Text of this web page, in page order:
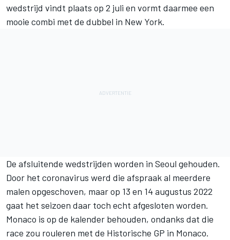
wedstrijd vindt plaats op 2 juli en vormt daarmee een
mooie combi met de dubbel in New York.
De afsluitende wedstrijden worden in Seoul gehouden.
Door het coronavirus werd die afspraak al meerdere
malen opgeschoven, maar op 13 en 14 augustus 2022
gaat het seizoen daar toch echt afgesloten worden.
Monaco is op de kalender behouden, ondanks dat die
race zou rouleren met de Historische GP in Monaco.